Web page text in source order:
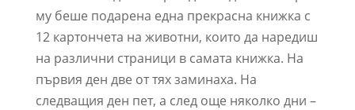
му беше подарена една прекрасна книжка с
12 картончета на животни, които да наредиш
на различни страници в самата книжка. На
първия ден две от тях заминаха. На
следващия ден пет, а след още няколко дни –